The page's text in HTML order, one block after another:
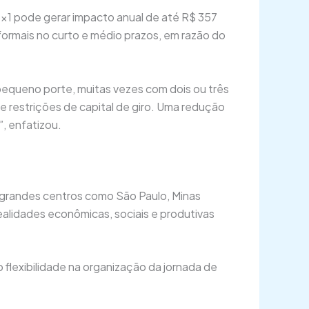
pode gerar impacto anual de até R$ 357
no curto e médio prazos, em razão do
porte, muitas vezes com dois ou três
restrições de capital de giro. Uma redução
enfatizou.
centros como São Paulo, Minas
econômicas, sociais e produtivas
na organização da jornada de